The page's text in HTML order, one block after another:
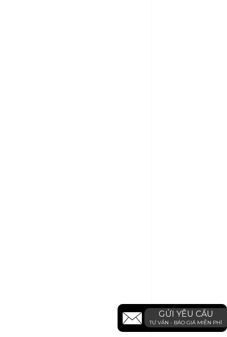
GỬI YÊU CẦU
TƯ VẤN - BÁO GIÁ MIỄN PHÍ